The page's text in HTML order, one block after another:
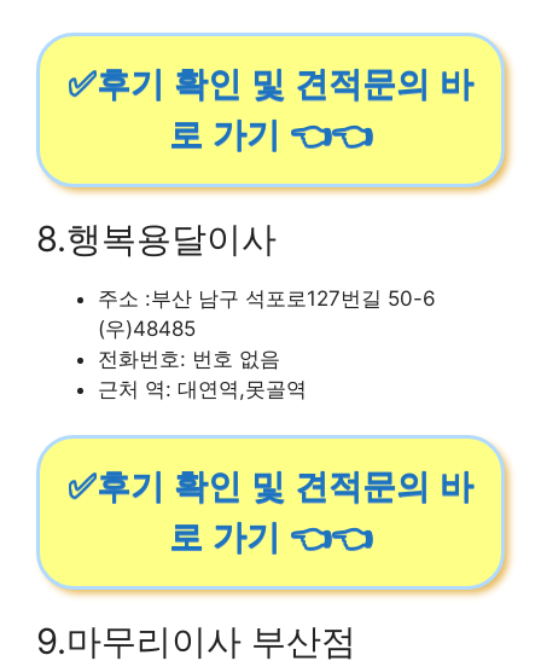
✅후기 확인 및 견적문의 바
로 가기 👈👈
8.행복용달이사
주소 :부산 남구 석포로127번길 50-6
(우)48485
전화번호: 번호 없음
근처 역: 대연역,못골역
✅후기 확인 및 견적문의 바
로 가기 👈👈
9.마무리이사 부산점